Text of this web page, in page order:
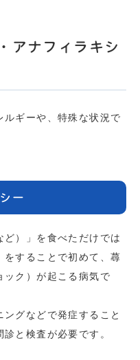
アナフィラキシ
ギーや、特殊な状況で
ー
ど）」を食べただけでは
することで初めて、蕁
ック）が起こる病気で
グなどで発症すること
と検査が必要です。